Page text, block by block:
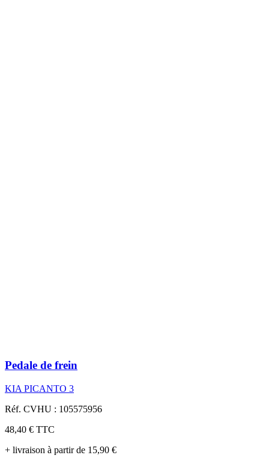
Pedale de frein
KIA PICANTO 3
Réf. CVHU : 105575956
48,40 € TTC
+ livraison à partir de 15,90 €